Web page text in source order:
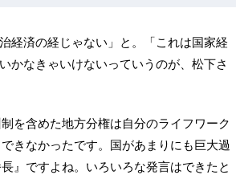
経済の経じゃない」と。「これは国家経
かなきゃいけないっていうのが、松下さ
を含めた地方分権は自分のライフワーク
きなかったです。国があまりにも巨大過
』ですよね。いろいろな発言はできたと